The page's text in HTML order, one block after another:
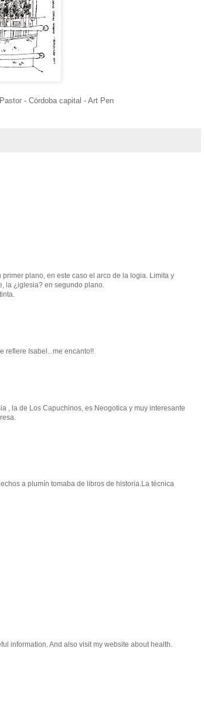
- Córdoba capital - Art Pen
plano, en este caso el arco de la logia. Limita y
la ¿iglesia? en segundo plano.
refiere Isabel...me encanto!!
, la de Los Capuchinos, es Neogotica y muy interesante
a plumín tomaba de libros de historia.La técnica
information. And also visit my website about health.